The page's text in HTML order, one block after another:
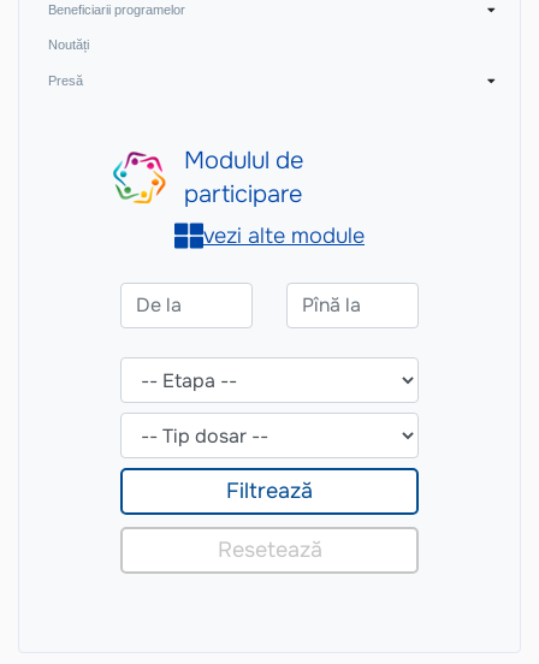
Beneficiarii programelor
Noutăți
Presă